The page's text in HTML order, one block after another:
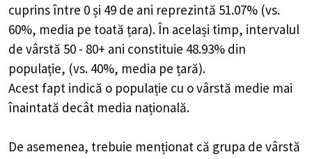
cuprins între 0 și 49 de ani reprezintă 51.07% (vs.
60%, media pe toată țara). În același timp, intervalul
de vârstă 50 - 80+ ani constituie 48.93% din
populație, (vs. 40%, media pe țară).
Acest fapt indică o populație cu o vârstă medie mai
înaintată decât media națională.
De asemenea, trebuie menționat că grupa de vârstă